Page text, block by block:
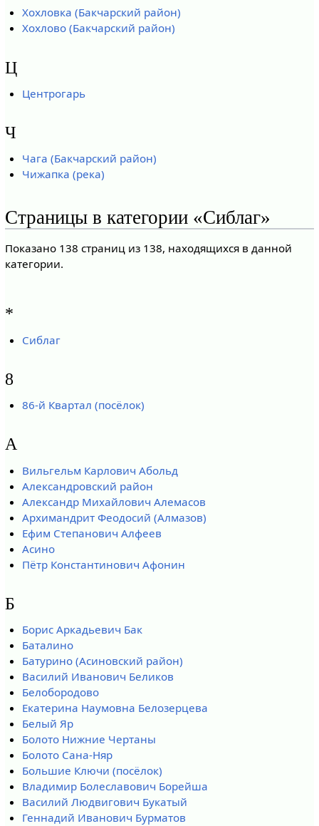
Хохловка (Бакчарский район)
Хохлово (Бакчарский район)
Ц
Центрогарь
Ч
Чага (Бакчарский район)
Чижапка (река)
Страницы в категории «Сиблаг»
Показано 138 страниц из 138, находящихся в данной
категории.
*
Сиблаг
8
86-й Квартал (посёлок)
А
Вильгельм Карлович Абольд
Александровский район
Александр Михайлович Алемасов
Архимандрит Феодосий (Алмазов)
Ефим Степанович Алфеев
Асино
Пётр Константинович Афонин
Б
Борис Аркадьевич Бак
Баталино
Батурино (Асиновский район)
Василий Иванович Беликов
Белобородово
Екатерина Наумовна Белозерцева
Белый Яр
Болото Нижние Чертаны
Болото Сана-Няр
Большие Ключи (посёлок)
Владимир Болеславович Борейша
Василий Людвигович Букатый
Геннадий Иванович Бурматов